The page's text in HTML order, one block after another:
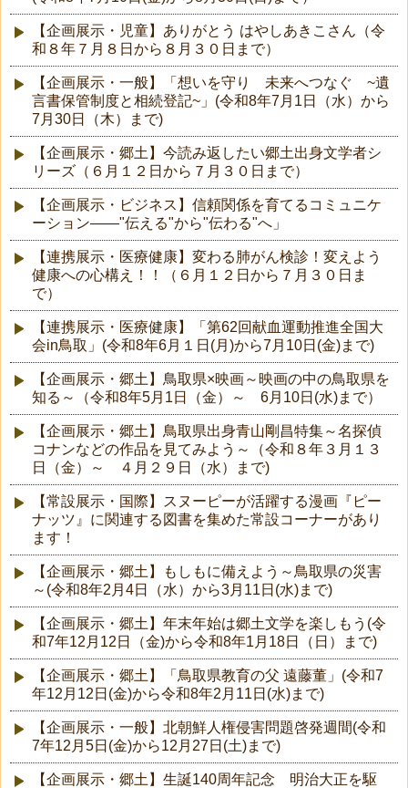
【企画展示・児童】ありがとう はやしあきこさん（令
和８年７月８日から８月３０日まで）
【企画展示・一般】「想いを守り 未来へつなぐ ~遺
言書保管制度と相続登記~」(令和8年7月1日（水）から
7月30日（木）まで)
【企画展示・郷土】今読み返したい郷土出身文学者シ
リーズ（６月１２日から７月３０日まで）
【企画展示・ビジネス】信頼関係を育てるコミュニケ
ーション――"伝える"から"伝わる"へ」
【連携展示・医療健康】変わる肺がん検診！変えよう
健康への心構え！！（６月１２日から７月３０日ま
で）
【連携展示・医療健康】「第62回献血運動推進全国大
会in鳥取」(令和8年6月１日(月)から7月10日(金)まで)
【企画展示・郷土】鳥取県×映画～映画の中の鳥取県を
知る～（令和8年5月1日（金）～ 6月10日(水)まで）
【企画展示・郷土】鳥取県出身青山剛昌特集～名探偵
コナンなどの作品を見てみよう～（令和８年３月１３
日（金）～ ４月２９日（水）まで)
【常設展示・国際】スヌーピーが活躍する漫画『ピー
ナッツ』に関連する図書を集めた常設コーナーがあり
ます！
【企画展示・郷土】もしもに備えよう～鳥取県の災害
～(令和8年2月4日（水）から3月11日(水)まで)
【企画展示・郷土】年末年始は郷土文学を楽しもう(令
和7年12月12日（金)から令和8年1月18日（日）まで)
【企画展示・郷土】「鳥取県教育の父 遠藤董」(令和7
年12月12日(金)から令和8年2月11日(水)まで)
【企画展示・一般】北朝鮮人権侵害問題啓発週間(令和
7年12月5日(金)から12月27日(土)まで)
【企画展示・郷土】生誕140周年記念 明治大正を駆